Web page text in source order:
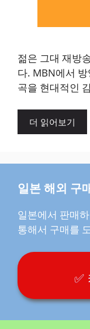
젊은 그대 재방
다. MBN에서
곡을 현대적인
더 읽어보기
일본 해외 구
일본에서 판매
통해서 구매를
✅